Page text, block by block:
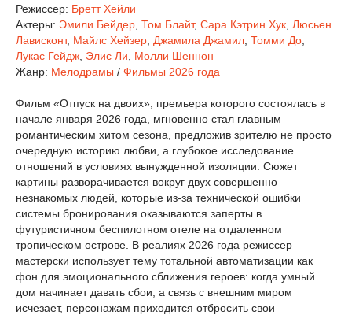
Режиссер: Бретт Хейли
Актеры: Эмили Бейдер Том Блайт, Сара Кэтрин Хук Люсьен
Лависконт, Майлс Хейзер Джамила Джамил Томми До
Лукас Гейдж Элис Ли
Молли Шеннон
Жанр: Мелодрамы / Фильмы 2026 года
Фильм «Отпуск на двоих», премьера которого состоялась в
начале января 2026 года, мгновенно стал главным
романтическим хитом сезона, предложив зрителю не просто
очередную историю любви, а глубокое исследование
отношений в условиях вынужденной изоляции. Сюжет
картины разворачивается вокруг двух совершенно
незнакомых людей, которые из-за технической ошибки
системы бронирования оказываются заперты в
футуристичном беспилотном отеле на отдаленном
тропическом острове. В реалиях 2026 года режиссер
мастерски использует тему тотальной автоматизации как
фон для эмоционального сближения героев: когда умный
дом начинает давать сбои, а связь с внешним миром
исчезает, персонажам приходится отбросить свои